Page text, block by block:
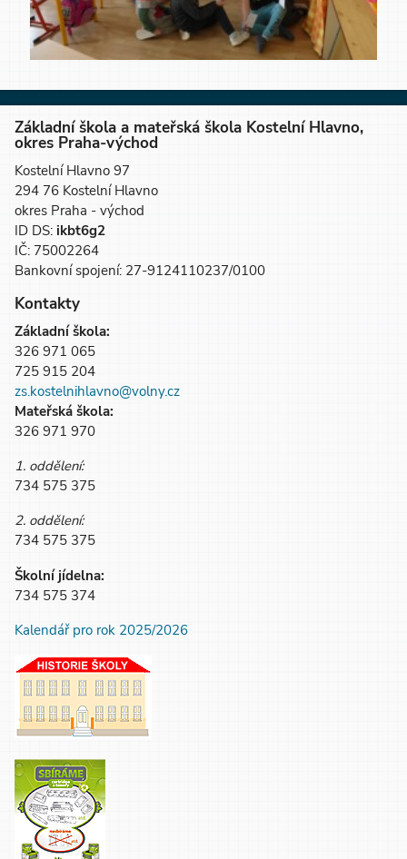
Základní škola a mateřská škola Kostelní Hlavno,
okres Praha-východ
Kostelní Hlavno 97
294 76 Kostelní Hlavno
okres Praha - východ
ID DS:ikbt6g2
IČ: 75002264
Bankovní spojení: 27-9124110237/0100
Kontakty
Základní škola:
326 971 065
725 915 204
zs.kostelnihlavno@volny.cz
Mateřská škola:
326 971 970
1. oddělení:
734 575 375
2. oddělení:
734 575 375
Školní jídelna:
734 575 374
Kalendář pro rok 2025/2026